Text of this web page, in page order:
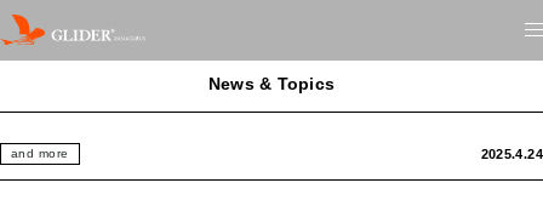
News & Topics
and more 2025.4.24